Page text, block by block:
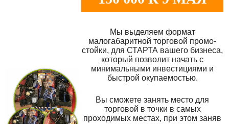
Мы выделяем формат
малогабаритной торговой промо-
стойки, для СТАРТА вашего бизнеса,
который позволит начать с
минимальными инвестициями и
быстрой окупаемостью.
Вы сможете занять место для
торговой в точки в самых
проходимых местах, при этом заняв